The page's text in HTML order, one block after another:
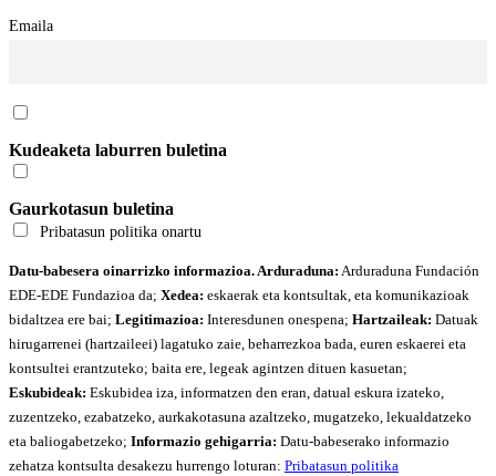
Emaila
Kudeaketa laburren buletina
Gaurkotasun buletina
Pribatasun politika onartu
Datu-babesera oinarrizko informazioa. Arduraduna: Arduraduna Fundación
EDE-EDE Fundazioa da; Xedea: eskaerak eta kontsultak, eta komunikazioak
bidaltzea ere bai; Legitimazioa: Interesdunen onespena; Hartzaileak: Datuak
hirugarrenei (hartzaileei) lagatuko zaie, beharrezkoa bada, euren eskaerei eta
kontsultei erantzuteko; baita ere, legeak agintzen dituen kasuetan;
Eskubideak: Eskubidea iza, informatzen den eran, datual eskura izateko,
zuzentzeko, ezabatzeko, aurkakotasuna azaltzeko, mugatzeko, lekualdatzeko
eta baliogabetzeko; Informazio gehigarria: Datu-babeserako informazio
zehatza kontsulta desakezu hurrengo loturan: Pribatasun politika